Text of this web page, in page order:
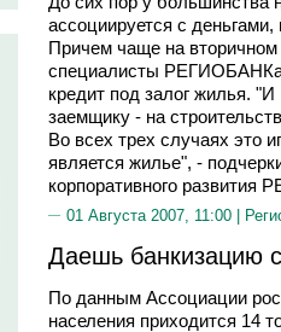
ассоциируется с
Причем чаще на
специалисты РЕГИОБАНКа,
кредит под залог жилья.
заемщику - на
Во всех трех случаях это
является жилье", -
корпоративного
01 Августа 2007, 11:00 |
Даешь банкизацию
По данным Ассоциации
населения приходится 14